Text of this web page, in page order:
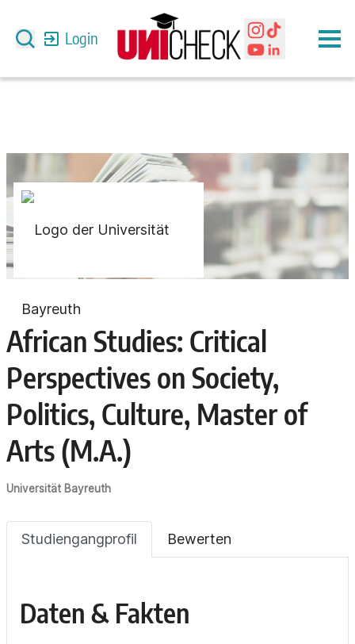
Login
African Studies: Critical
Perspectives on Society,
Politics, Culture, Master of
Arts (M.A.)
Universität Bayreuth
Studiengangprofil Bewerten
Daten & Fakten